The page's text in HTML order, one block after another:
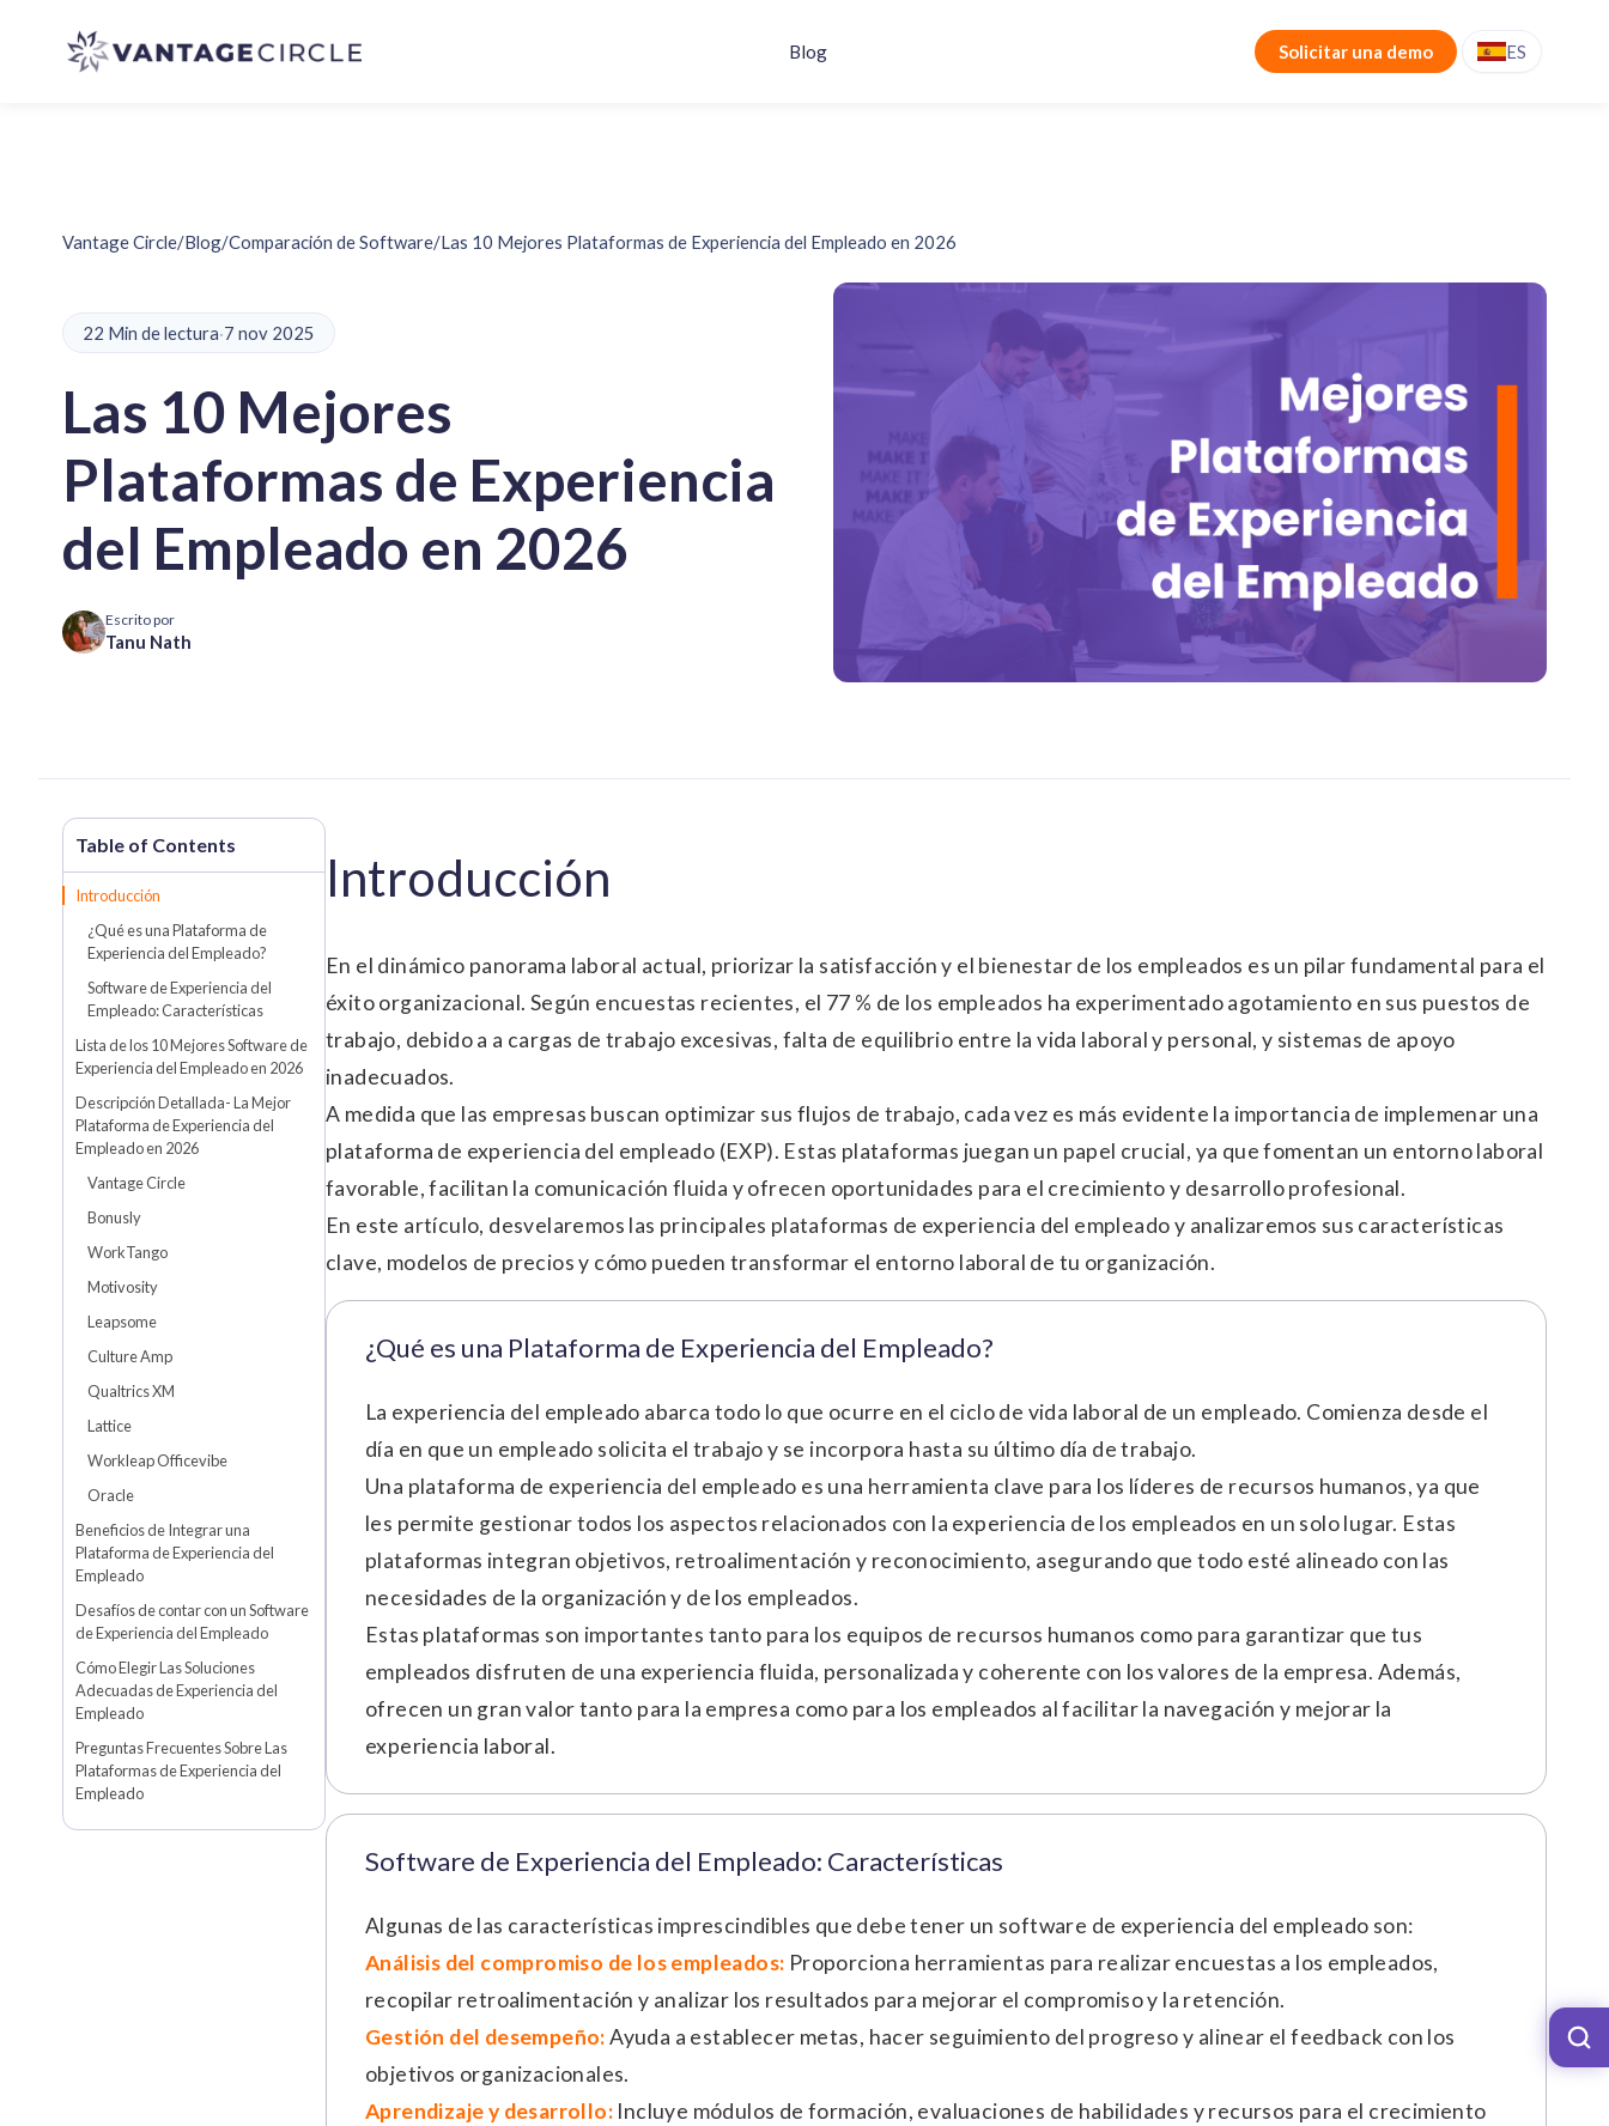
Blog Solicitar una demo ES
Vantage Circle/Blog/Comparación de Software/Las 10 Mejores Plataformas de Experiencia del Empleado en 2026
22 Min de lectura·7 nov 2025
Las 10 Mejores
Plataformas de Experiencia
del Empleado en 2026
Escrito por
Tanu Nath
Introducción
¿Qué es una Plataforma de
Experiencia del Empleado?
Software de Experiencia del
Empleado: Características
Lista de los 10 Mejores Software de
Experiencia del Empleado en 2026
Descripción Detallada- La Mejor
Plataforma de Experiencia del
Empleado en 2026
Vantage Circle
Bonusly
WorkTango
Motivosity
Leapsome
Culture Amp
Qualtrics XM
Lattice
Workleap Officevibe
Oracle
Beneficios de Integrar una
Plataforma de Experiencia del
Empleado
Desafíos de contar con un Software
de Experiencia del Empleado
Cómo Elegir Las Soluciones
Adecuadas de Experiencia del
Empleado
Preguntas Frecuentes Sobre Las
Plataformas de Experiencia del
Empleado
Introducción
En el dinámico panorama laboral actual, priorizar la satisfacción y el bienestar de los empleados es un pilar fundamental para el
éxito organizacional. Según encuestas recientes, el 77 % de los empleados ha experimentado agotamiento en sus puestos de
trabajo, debido a a cargas de trabajo excesivas, falta de equilibrio entre la vida laboral y personal, y sistemas de apoyo
inadecuados.
A medida que las empresas buscan optimizar sus flujos de trabajo, cada vez es más evidente la importancia de implemenar una
plataforma de experiencia del empleado (EXP). Estas plataformas juegan un papel crucial, ya que fomentan un entorno laboral
favorable, facilitan la comunicación fluida y ofrecen oportunidades para el crecimiento y desarrollo profesional.
En este artículo, desvelaremos las principales plataformas de experiencia del empleado y analizaremos sus características
clave, modelos de precios y cómo pueden transformar el entorno laboral de tu organización.
¿Qué es una Plataforma de Experiencia del Empleado?
La experiencia del empleado abarca todo lo que ocurre en el ciclo de vida laboral de un empleado. Comienza desde el
día en que un empleado solicita el trabajo y se incorpora hasta su último día de trabajo.
Una plataforma de experiencia del empleado es una herramienta clave para los líderes de recursos humanos, ya que
les permite gestionar todos los aspectos relacionados con la experiencia de los empleados en un solo lugar. Estas
plataformas integran objetivos, retroalimentación y reconocimiento, asegurando que todo esté alineado con las
necesidades de la organización y de los empleados.
Estas plataformas son importantes tanto para los equipos de recursos humanos como para garantizar que tus
empleados disfruten de una experiencia fluida, personalizada y coherente con los valores de la empresa. Además,
ofrecen un gran valor tanto para la empresa como para los empleados al facilitar la navegación y mejorar la
experiencia laboral.
Software de Experiencia del Empleado: Características
Algunas de las características imprescindibles que debe tener un software de experiencia del empleado son:
Análisis del compromiso de los empleados: Proporciona herramientas para realizar encuestas a los empleados,
recopilar retroalimentación y analizar los resultados para mejorar el compromiso y la retención.
Gestión del desempeño:Ayuda a establecer metas, hacer seguimiento del progreso y alinear el feedback con los
objetivos organizacionales.
Aprendizaje y desarrollo: Incluye módulos de formación, evaluaciones de habilidades y recursos para el crecimiento